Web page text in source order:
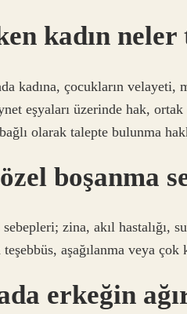
kadın
kadına, çocukların
eşyaları üzerinde hak,
olarak talepte bulunma
boşanma
zina, akıl hastalığı,
aşağılanma veya
erkeğin